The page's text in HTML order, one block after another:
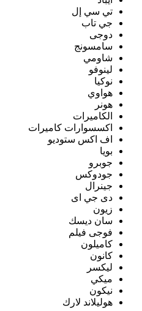
تي سي إل
جي تاب
دوجى
سامسونج
شاومي
لينوفو
نوكيا
هواوي
هونر
الكاميرات
اكسسوارات كاميرات
اف اكس ستوديو
بويا
جوبرو
جودوكس
جينرال
دى جي اى
زيون
سان ديسك
فوجى فيلم
كاميلون
كانون
ليكسر
ميكي
نيكون
هوليلاند لارك